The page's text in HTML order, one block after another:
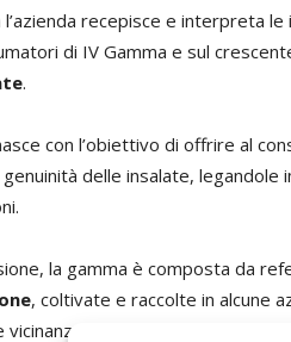
recepisce e interpreta le
di IV Gamma e sul
.
con l’obiettivo di offrire al
delle insalate,
la gamma è composta da
, coltivate e raccolte in alcune
degli stabilimenti di